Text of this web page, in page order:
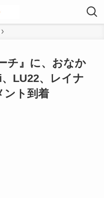
チ』に、おなか
LU22、レイナ
ント到着